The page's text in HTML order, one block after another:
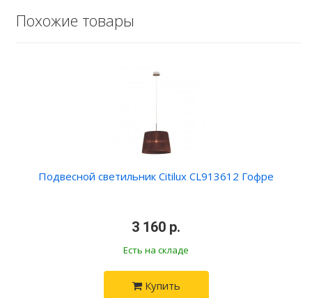
Похожие товары
Подвесной светильник Citilux CL913612 Гофре
3 160 р.
Есть на складе
Купить